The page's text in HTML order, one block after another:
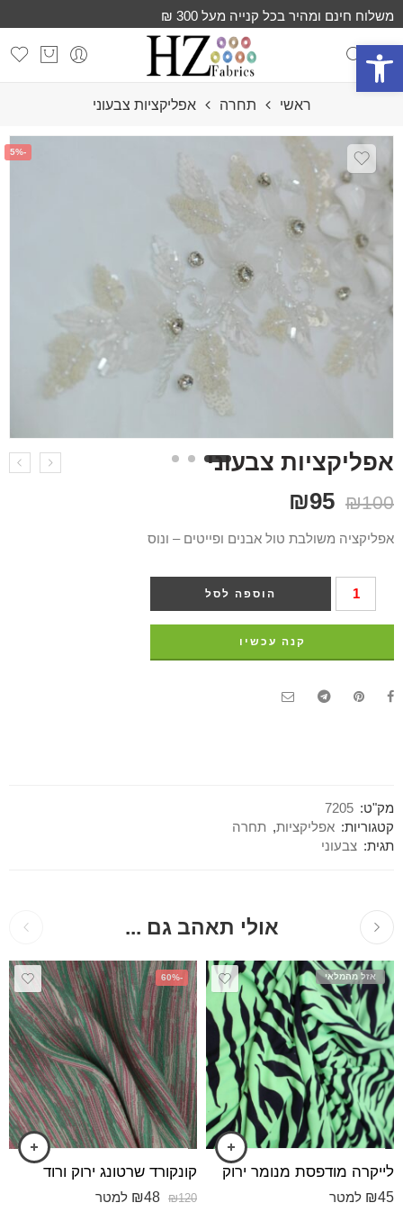
פתח סרגל נגישות
משלוח חינם ומהיר בכל קנייה מעל 300 ₪
ראשי תחרה אפליקציות צבעוני
-5%
אפליקציות צבעוני
₪100
₪95
אפליקציה משולבת טול אבנים ופייטים – ונוס
הוספה לסל
קנה עכשיו
מק"ט: 7205
קטגוריות: אפליקציות, תחרה
תגית: צבעוני
אולי תאהב גם ...
אזל מהמלאי
לייקרה מודפסת מנומר ירוק
₪45 למטר
-60%
קונקורד שרטונג ירוק ורוד
₪120
₪48 למטר